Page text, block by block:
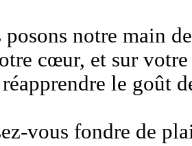
posons notre main
cœur, et sur
le goût
vous fondre de